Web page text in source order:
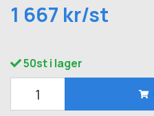
1 667 kr/st
50st i lager